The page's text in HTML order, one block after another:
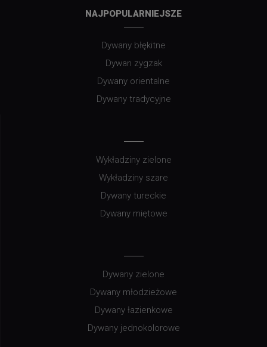
NAJPOPULARNIEJSZE
Dywany błękitne
Dywan zygzak
Dywany orientalne
Dywany tradycyjne
Wykładziny zielone
Wykładziny szare
Dywany tureckie
Dywany miętowe
Dywany zielone
Dywany młodzieżowe
Dywany łazienkowe
Dywany jednokolorowe